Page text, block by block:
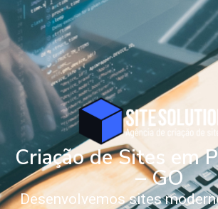
Criação de Sites em
– GO
Desenvolvemos sites